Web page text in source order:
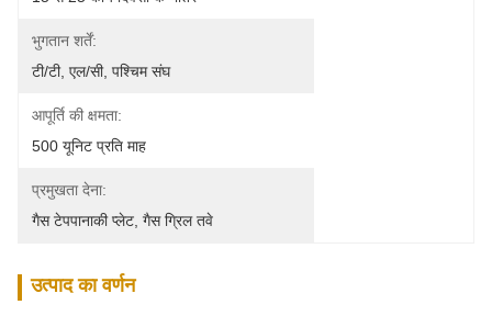
भुगतान शर्तें:
टी/टी, एल/सी, पश्चिम संघ
आपूर्ति की क्षमता:
500 यूनिट प्रति माह
प्रमुखता देना:
गैस टेपपानाकी प्लेट गैस ग्रिल तवे
उत्पाद का वर्णन